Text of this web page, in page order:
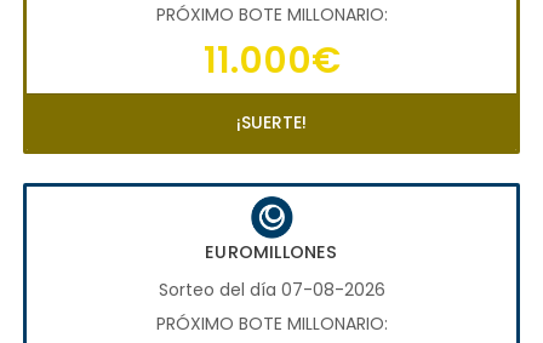
PRÓXIMO BOTE MILLONARIO:
11.000€
¡SUERTE!
EUROMILLONES
Sorteo del día 07-08-2026
PRÓXIMO BOTE MILLONARIO: